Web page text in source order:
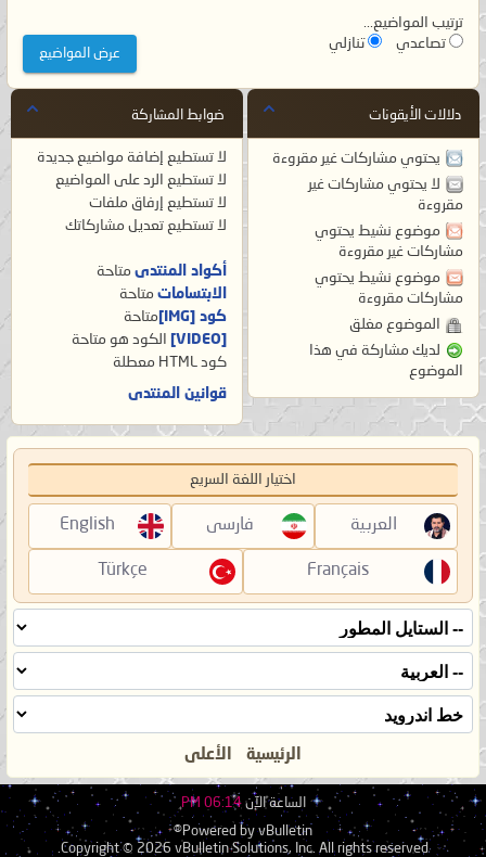
ترتيب المواضيع...
تصاعدي
تنازلي
دلالات الأيقونات
يحتوي مشاركات غير مقروءة
لا يحتوي مشاركات غير
مقروءة
موضوع نشيط يحتوي
مشاركات غير مقروءة
موضوع نشيط يحتوي
مشاركات مقروءة
الموضوع مغلق
لديك مشاركة في هذا
الموضوع
ضوابط المشاركة
لا تستطيع إضافة مواضيع جديدة
لا تستطيع الرد على المواضيع
لا تستطيع إرفاق ملفات
لا تستطيع تعديل مشاركاتك
أكواد المنتدى متاحة
الابتسامات متاحة
كود [IMG]
متاحة
[VIDEO]
الكود هو متاحة
كود HTML
معطلة
قوانين المنتدى
اختيار اللغة السريع
العربية فارسی English
Français
Türkçe
الرئيسية الأعلى
الساعة الآن06:14 PM
Powered by vBulletin®
Copyright © 2026 vBulletin Solutions, Inc. All rights reserved.